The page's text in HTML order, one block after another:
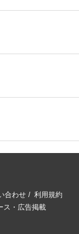
合わせ
利用規約
ス・広告掲載